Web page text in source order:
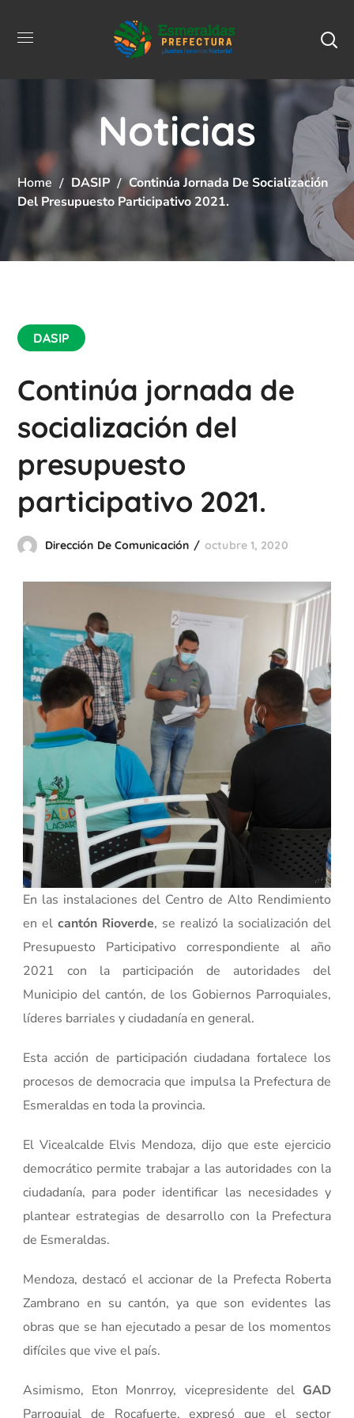
Noticias
Home DASIP
Continúa Jornada De Socialización
Del Presupuesto Participativo 2021.
DASIP
Continúa jornada de
socialización del
presupuesto
participativo 2021.
Dirección De Comunicación octubre 1, 2020
En las instalaciones del Centro de Alto Rendimiento
en elcantón Rioverde, se realizó la socialización del
Presupuesto Participativo correspondiente al año
2021 con la participación de autoridades del
Municipio del cantón, de los Gobiernos Parroquiales,
líderes barriales y ciudadanía en general.
Esta acción de participación ciudadana fortalece los
procesos de democracia que impulsa la Prefectura de
Esmeraldas en toda la provincia.
El Vicealcalde Elvis Mendoza, dijo que este ejercicio
democrático permite trabajar a las autoridades con la
ciudadanía, para poder identificar las necesidades y
plantear estrategias de desarrollo con la Prefectura
de Esmeraldas.
Mendoza, destacó el accionar de la Prefecta Roberta
Zambrano en su cantón, ya que son evidentes las
obras que se han ejecutado a pesar de los momentos
difíciles que vive el país.
Asimismo, Eton Monrroy, vicepresidente del GAD
Parroquial de Rocafuerte, expresó que el sector